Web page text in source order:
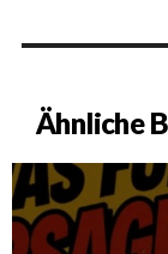
Ähnliche